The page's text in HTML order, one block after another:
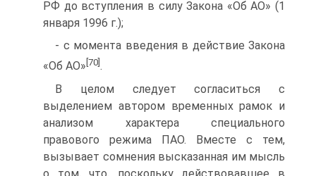
РФ до вступления в силу Закона «Об АО» (1
января 1996 г.);
- с момента введения в действие Закона
«Об АО» [70] .
В целом следует согласиться с
выделением автором временных рамок и
анализом характера специального
правового режима ПАО. Вместе с тем,
вызывает сомнения высказанная им мысль